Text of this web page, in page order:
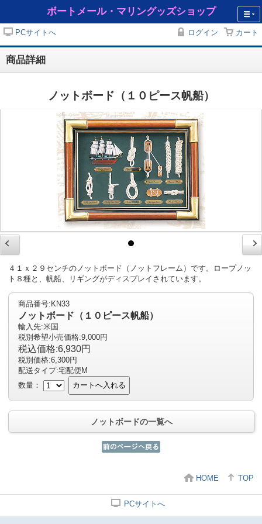
ボートメール・マリングッズショップ
PCサイトへ ログイン カート
商品詳細
ノットボード（１０ピース帆船）
４１ｘ２９センチのノットボード（ノットフレーム）です。ロープノッ
ト８種と、帆船、リギングがディスプレイされています。
商品番号:KN33
ノットボード（１０ピース帆船）
輸入先:米国
税別希望小売価格:9,000円
税込価格:6,930円
税別価格:6,300円
配送タイプ:宅配便М
数量：
カートへ入れる
ノットボードの一覧へ
HOME TOP
PCサイトへ